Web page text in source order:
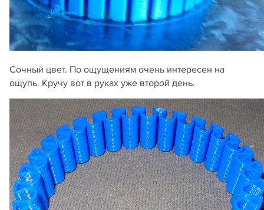
Сочный цвет. По ощущениям очень интересен на
ощупь. Кручу вот в руках уже второй день.